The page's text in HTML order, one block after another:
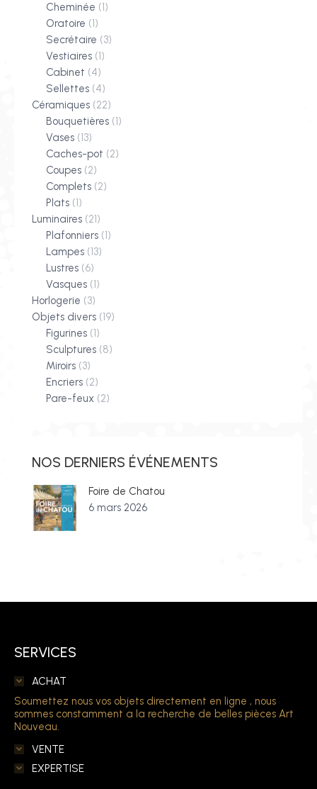
Cheminée (1)
Oratoire (1)
Secrétaire (3)
Vestiaires (1)
Cabinet (4)
Sellettes (4)
Céramiques (22)
Bouquetières (1)
Vases (13)
Caches-pot (2)
Coupes (2)
Complets (2)
Plats (1)
Luminaires (21)
Plafonniers (1)
Lampes (13)
Lustres (6)
Vasques (1)
Horlogerie (3)
Objets divers (19)
Figurines (1)
Sculptures (8)
Miroirs (3)
Encriers (2)
Pare-feux (2)
NOS DERNIERS ÉVÉNEMENTS
Foire de Chatou
6 mars 2026
SERVICES
ACHAT
Soumettez nous vos objets directement en ligne , nous
sommes constamment a la recherche de belles pièces Art
Nouveau.
VENTE
EXPERTISE